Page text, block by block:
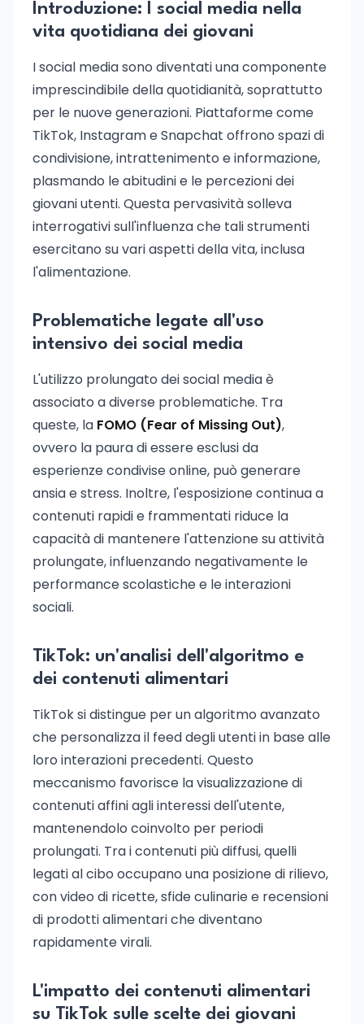
Introduzione: I social media nella
vita quotidiana dei giovani
I social media sono diventati una componente
imprescindibile della quotidianità, soprattutto
per le nuove generazioni. Piattaforme come
TikTok, Instagram e Snapchat offrono spazi di
condivisione, intrattenimento e informazione,
plasmando le abitudini e le percezioni dei
giovani utenti. Questa pervasività solleva
interrogativi sull'influenza che tali strumenti
esercitano su vari aspetti della vita, inclusa
l'alimentazione.
Problematiche legate all'uso
intensivo dei social media
L'utilizzo prolungato dei social media è
associato a diverse problematiche. Tra
queste, la FOMO (Fear of Missing Out),
ovvero la paura di essere esclusi da
esperienze condivise online, può generare
ansia e stress. Inoltre, l'esposizione continua a
contenuti rapidi e frammentati riduce la
capacità di mantenere l'attenzione su attività
prolungate, influenzando negativamente le
performance scolastiche e le interazioni
sociali.
TikTok: un'analisi dell'algoritmo e
dei contenuti alimentari
TikTok si distingue per un algoritmo avanzato
che personalizza il feed degli utenti in base alle
loro interazioni precedenti. Questo
meccanismo favorisce la visualizzazione di
contenuti affini agli interessi dell'utente,
mantenendolo coinvolto per periodi
prolungati. Tra i contenuti più diffusi, quelli
legati al cibo occupano una posizione di rilievo,
con video di ricette, sfide culinarie e recensioni
di prodotti alimentari che diventano
rapidamente virali.
L'impatto dei contenuti alimentari
su TikTok sulle scelte dei giovani